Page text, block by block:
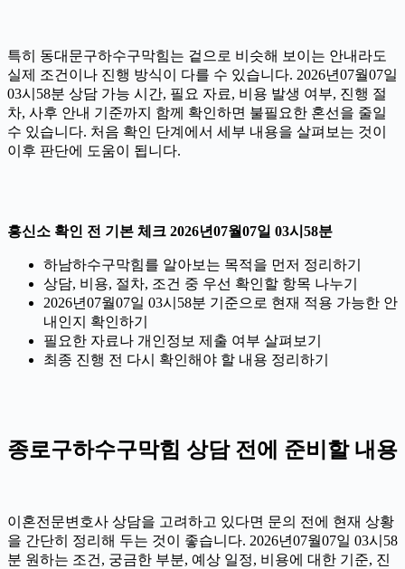
특히 동대문구하수구막힘는 겉으로 비슷해 보이는 안내라도
실제 조건이나 진행 방식이 다를 수 있습니다. 2026년07월07일
03시58분 상담 가능 시간, 필요 자료, 비용 발생 여부, 진행 절
차, 사후 안내 기준까지 함께 확인하면 불필요한 혼선을 줄일
수 있습니다. 처음 확인 단계에서 세부 내용을 살펴보는 것이
이후 판단에 도움이 됩니다.
흥신소 확인 전 기본 체크 2026년07월07일 03시58분
하남하수구막힘를 알아보는 목적을 먼저 정리하기
상담, 비용, 절차, 조건 중 우선 확인할 항목 나누기
2026년07월07일 03시58분 기준으로 현재 적용 가능한 안
내인지 확인하기
필요한 자료나 개인정보 제출 여부 살펴보기
최종 진행 전 다시 확인해야 할 내용 정리하기
종로구하수구막힘 상담 전에 준비할 내용
이혼전문변호사 상담을 고려하고 있다면 문의 전에 현재 상황
을 간단히 정리해 두는 것이 좋습니다. 2026년07월07일 03시58
분 원하는 조건, 궁금한 부분, 예상 일정, 비용에 대한 기준, 진